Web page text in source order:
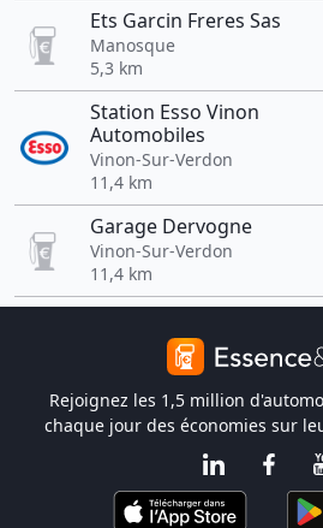
Ets Garcin Freres Sas
Manosque
5,3 km
Station Esso Vinon
Automobiles
Vinon-Sur-Verdon
11,4 km
Garage Dervogne
Vinon-Sur-Verdon
11,4 km
Rejoignez les 1,5 million
chaque jour des économies sur